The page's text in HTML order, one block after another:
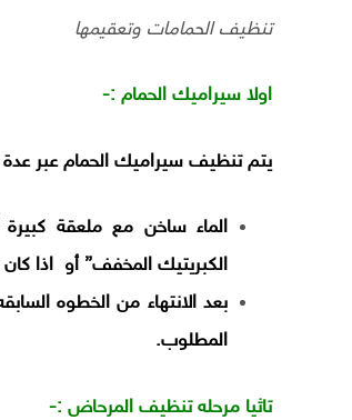
تنظيف الحمامات وتعقيمها
اولا سيراميك الحمام :-
يتم تنظيف سيراميك الحمام عبر
الماء ساخن مع ملعقة
الكبريتيك المخفف” أو اذا
بعد الانتهاء من الخطوه
المطلوب.
تاثيا مرحله تنظيف المرحاض :-